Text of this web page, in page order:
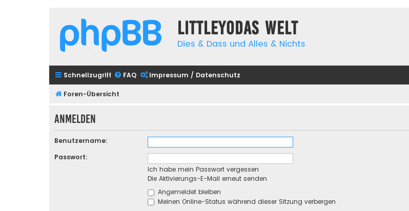
Littleyodas Welt
Dies & Dass und Alles & Nichts
Schnellzugriff FAQ Impressum / Datenschutz
Foren-Übersicht
Anmelden
Benutzername:
Passwort:
Ich habe mein Passwort vergessen
Die Aktivierungs-E-Mail erneut senden
Angemeldet bleiben
Meinen Online-Status während dieser Sitzung verbergen